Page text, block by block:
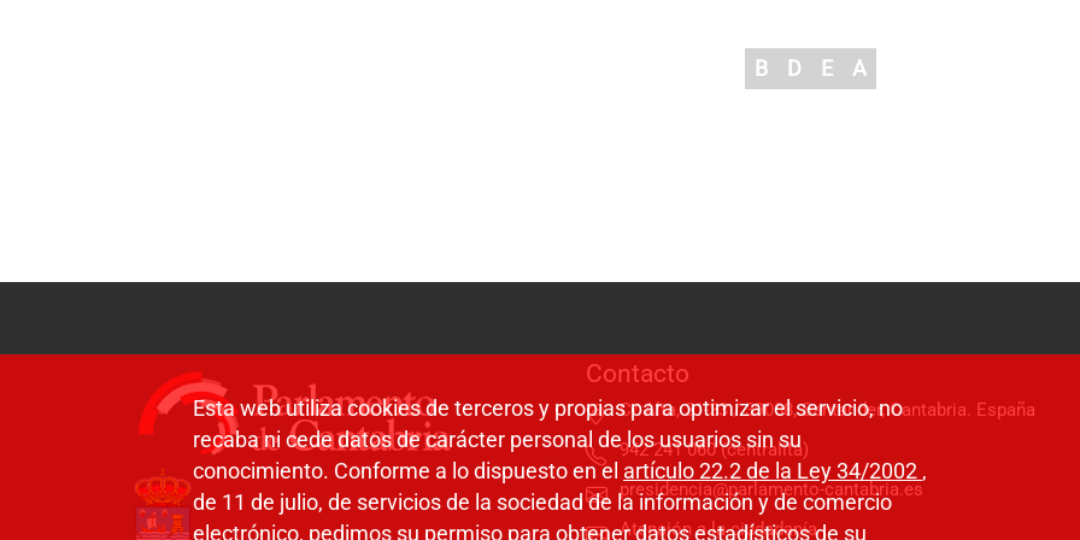
B D E A
Contacto
C/ Alta, 31-33 / 39008, Santander, Cantabria. España
942 241 060 (centralita)
presidencia@parlamento-cantabria.es
Atención a la ciudadanía
Esta web utiliza cookies de terceros y propias para optimizar el servicio, no
recaba ni cede datos de carácter personal de los usuarios sin su
conocimiento. Conforme a lo dispuesto en el artículo 22.2 de la Ley 34/2002 ,
de 11 de julio, de servicios de la sociedad de la información y de comercio
electrónico, pedimos su permiso para obtener datos estadísticos de su